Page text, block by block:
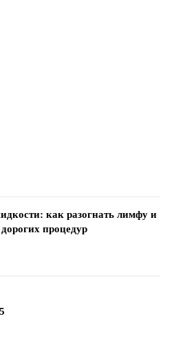
как разогнать лимфу и
дорогих процедур